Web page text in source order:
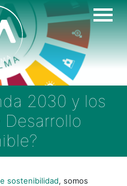
2030 y los
sostenibilidad, somos